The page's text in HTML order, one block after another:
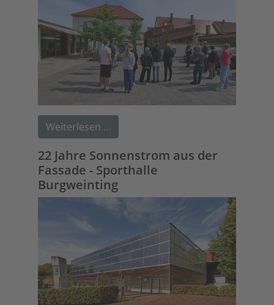
Weiterlesen …
22 Jahre Sonnenstrom aus der
Fassade - Sporthalle
Burgweinting